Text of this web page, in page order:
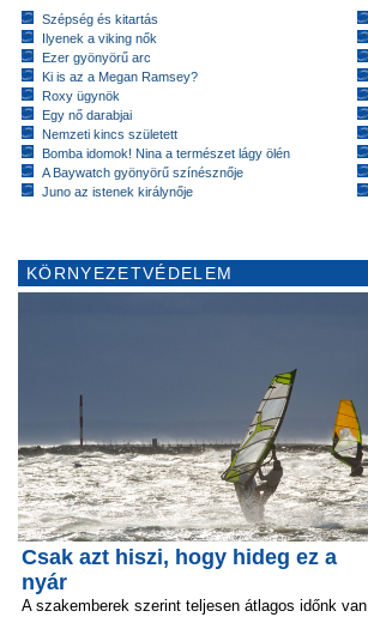
Szépség és kitartás
Ilyenek a viking nők
Ezer gyönyörű arc
Ki is az a Megan Ramsey?
Roxy ügynök
Egy nő darabjai
Nemzeti kincs született
Bomba idomok! Nina a természet lágy ölén
A Baywatch gyönyörű színésznője
Juno az istenek királynője
KÖRNYEZETVÉDELEM
Csak azt hiszi, hogy hideg ez a
nyár
A szakemberek szerint teljesen átlagos időnk van